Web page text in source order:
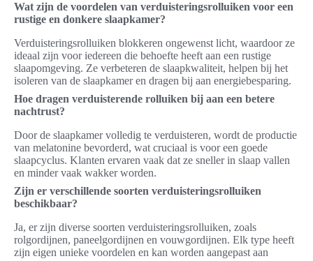
Wat zijn de voordelen van verduisteringsrolluiken voor een
rustige en donkere slaapkamer?
Verduisteringsrolluiken blokkeren ongewenst licht, waardoor ze
ideaal zijn voor iedereen die behoefte heeft aan een rustige
slaapomgeving. Ze verbeteren de slaapkwaliteit, helpen bij het
isoleren van de slaapkamer en dragen bij aan energiebesparing.
Hoe dragen verduisterende rolluiken bij aan een betere
nachtrust?
Door de slaapkamer volledig te verduisteren, wordt de productie
van melatonine bevorderd, wat cruciaal is voor een goede
slaapcyclus. Klanten ervaren vaak dat ze sneller in slaap vallen
en minder vaak wakker worden.
Zijn er verschillende soorten verduisteringsrolluiken
beschikbaar?
Ja, er zijn diverse soorten verduisteringsrolluiken, zoals
rolgordijnen, paneelgordijnen en vouwgordijnen. Elk type heeft
zijn eigen unieke voordelen en kan worden aangepast aan